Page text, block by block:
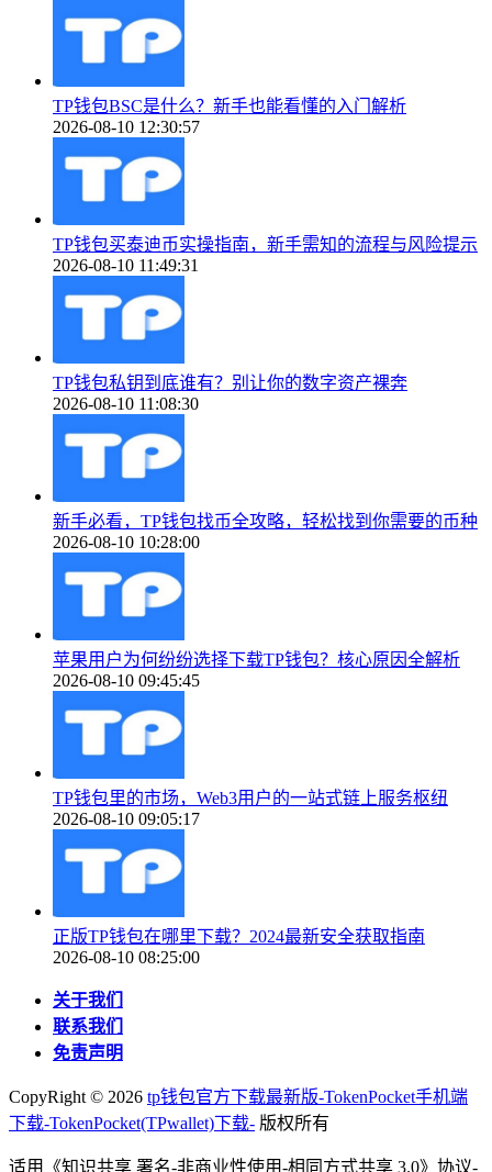
TP钱包BSC是什么？新手也能看懂的入门解析
2026-08-10 12:30:57
TP钱包买泰迪币实操指南，新手需知的流程与风险提示
2026-08-10 11:49:31
TP钱包私钥到底谁有？别让你的数字资产裸奔
2026-08-10 11:08:30
新手必看，TP钱包找币全攻略，轻松找到你需要的币种
2026-08-10 10:28:00
苹果用户为何纷纷选择下载TP钱包？核心原因全解析
2026-08-10 09:45:45
TP钱包里的市场，Web3用户的一站式链上服务枢纽
2026-08-10 09:05:17
正版TP钱包在哪里下载？2024最新安全获取指南
2026-08-10 08:25:00
关于我们
联系我们
免责声明
CopyRight © 2026 tp钱包官方下载最新版-TokenPocket手机端
下载-TokenPocket(TPwallet)下载- 版权所有
适用《知识共享 署名-非商业性使用-相同方式共享 3.0》协议-